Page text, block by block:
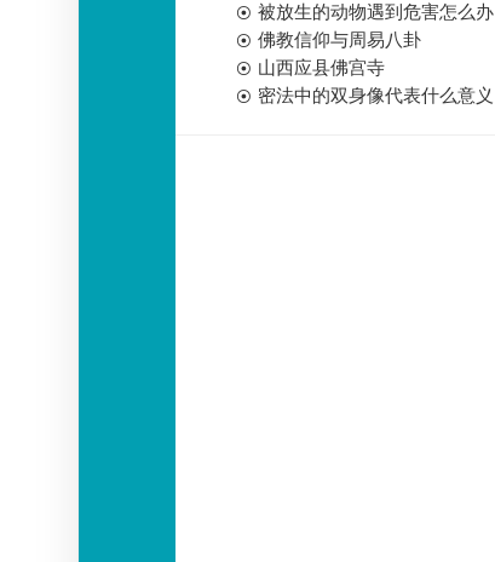
被放生的动物遇到危害怎么办
佛教信仰与周易八卦
山西应县佛宫寺
密法中的双身像代表什么意义